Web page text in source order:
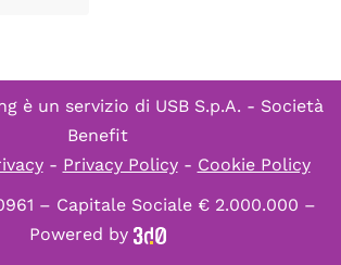
è un servizio di USB S.p.A. - Società
Benefit
- Privacy Policy- Cookie Policy
– Capitale Sociale € 2.000.000 –
Powered by